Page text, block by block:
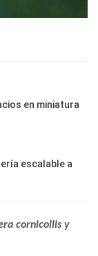
en miniatura
escalable a
cornicollis y